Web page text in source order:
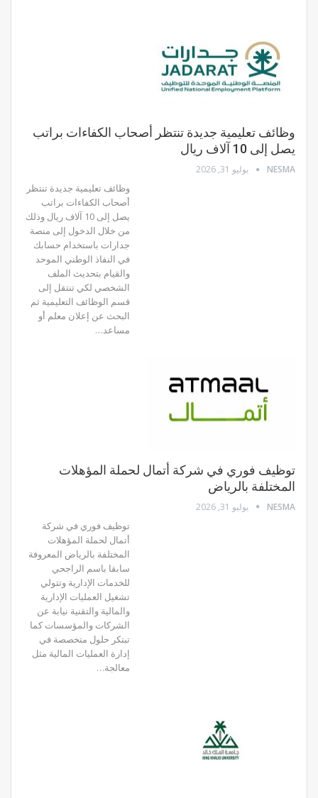
وظائف تعليمية جديدة تنتظر أصحاب الكفاءات براتب
يصل إلى 10 آلاف ريال
NESMA يوليو 31, 2026
وظائف تعليمية جديدة تنتظر
أصحاب الكفاءات براتب
يصل إلى 10 آلاف ريال وذلك
من خلال الدخول إلى منصة
جدارات باستخدام حسابك
في النفاذ الوطني الموحد
والقيام بتحديث الملف
الشخصي لكي تنتقل إلى
قسم الوظائف التعليمية ثم
البحث عن إعلان معلم أو
مساعد…
توظيف فوري في شركة أتمال لحملة المؤهلات
المختلفة بالرياض
NESMA يوليو 31, 2026
توظيف فوري في شركة
أتمال لحملة المؤهلات
المختلفة بالرياض المعروفة
سابقا باسم الراجحي
للخدمات الإدارية وتتولي
تشغيل العمليات الإدارية
والمالية والتقنية نيابة عن
الشركات والمؤسسات كما
تبتكر حلول متخصصة في
إدارة العمليات المالية مثل
معالجة…